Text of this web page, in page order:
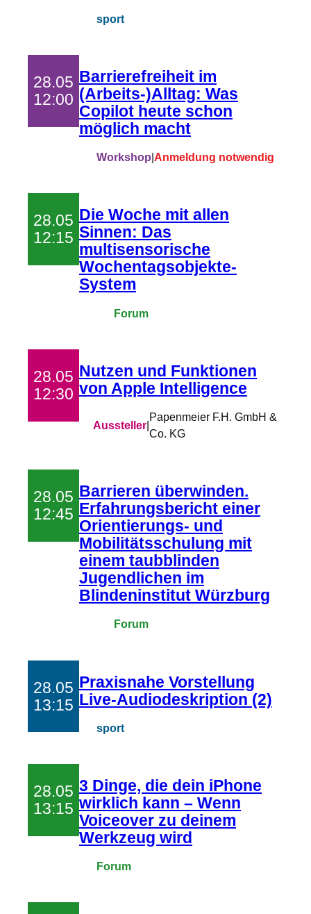
sport
28.05
12:00
Barrierefreiheit im
(Arbeits-)Alltag: Was
Copilot heute schon
möglich macht
Workshop|Anmeldung notwendig
28.05
12:15
Die Woche mit allen
Sinnen: Das
multisensorische
Wochentagsobjekte-
System
Forum
28.05
12:30
Nutzen und Funktionen
von Apple Intelligence
Aussteller|
Papenmeier F.H. GmbH &
Co. KG
28.05
12:45
Barrieren überwinden.
Erfahrungsbericht einer
Orientierungs- und
Mobilitätsschulung mit
einem taubblinden
Jugendlichen im
Blindeninstitut Würzburg
Forum
28.05
13:15
Praxisnahe Vorstellung
Live-Audiodeskription (2)
sport
28.05
13:15
3 Dinge, die dein iPhone
wirklich kann – Wenn
Voiceover zu deinem
Werkzeug wird
Forum